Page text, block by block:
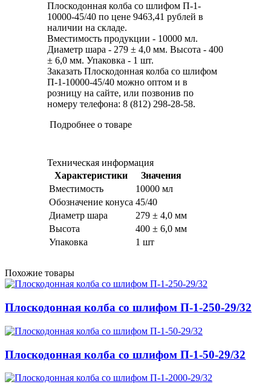
Плоскодонная колба со шлифом П-1-
10000-45/40 по цене 9463,41 рублей в
наличии на складе.
Вместимость продукции - 10000 мл.
Диаметр шара - 279 ± 4,0 мм. Высота - 400
± 6,0 мм. Упаковка - 1 шт.
Заказать Плоскодонная колба со шлифом
П-1-10000-45/40 можно оптом и в
розницу на сайте, или позвонив по
номеру телефона: 8 (812) 298-28-58.
Подробнее о товаре
Техническая информация
Характеристики
Значения
Вместимость
10000 мл
Обозначение конуса 45/40
Диаметр шара
279 ± 4,0 мм
Высота
400 ± 6,0 мм
Упаковка
1 шт
Похожие товары
Плоскодонная колба со шлифом П-1-250-29/32
Плоскодонная колба со шлифом П-1-50-29/32